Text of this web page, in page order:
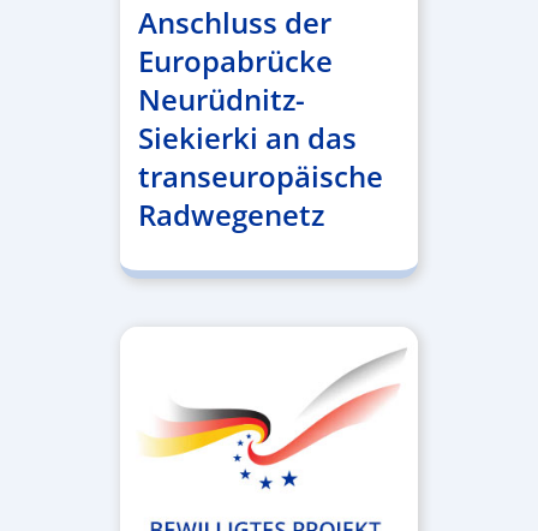
Anschluss der
Europabrücke
Neurüdnitz-
Siekierki an das
transeuropäische
Radwegenetz